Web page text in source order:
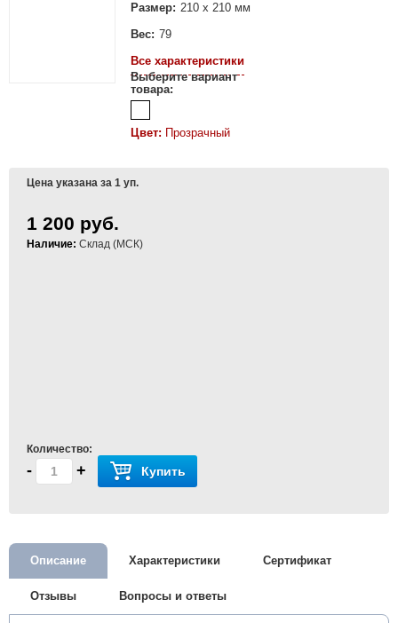
Размер: 210 х 210 мм
Вес: 79
Все характеристики
Выберите вариант
товара:
Цвет: Прозрачный
Цена указана за 1 уп.
1 200 руб.
Наличие: Склад (МСК)
Количество:
- + Купить
Описание Характеристики Сертификат
Отзывы Вопросы и ответы